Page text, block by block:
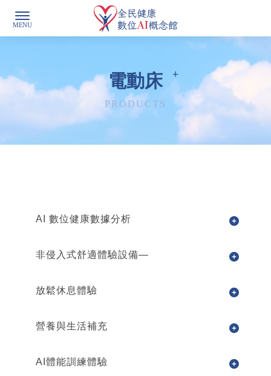
電動床
AI 數位健康數據分析
非侵入式舒適體驗設備—
放鬆休息體驗
營養與生活補充
AI體能訓練體驗